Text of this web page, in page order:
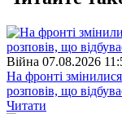
Війна 07.08.2026
На фронті
розповів, що
Читати